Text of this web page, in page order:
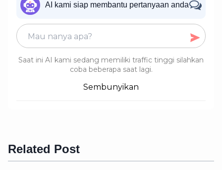
AI kami siap membantu pertanyaan anda
Saat ini AI kami sedang memiliki traffic tinggi silahkan
coba beberapa saat lagi.
Sembunyikan
Related Post